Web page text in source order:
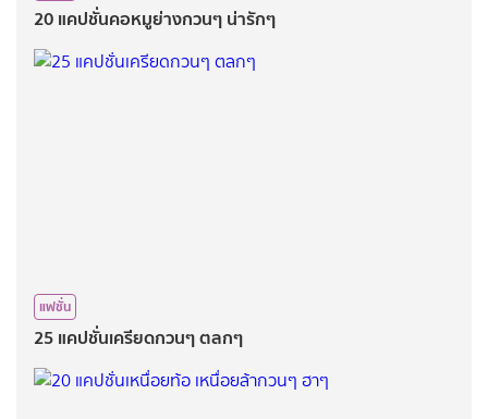
20 แคปชั่นคอหมูย่างกวนๆ น่ารักๆ
แฟชั่น
25 แคปชั่นเครียดกวนๆ ตลกๆ